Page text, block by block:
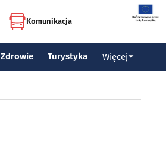
Komunikacja
Zdrowie Turystyka Więcej